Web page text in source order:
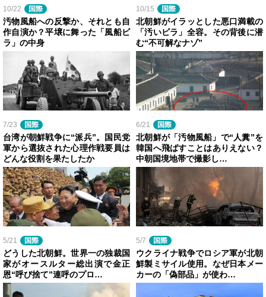
10/22 国際
汚物風船への反撃か、それとも自
作自演か？平壌に舞った「風船ビ
ラ」の中身
10/15 国際
北朝鮮がイラッとした悪口満載の
「汚いビラ」全容。その背後に潜
む“不可解なナゾ”
7/23 国際
台湾が朝鮮戦争に“派兵”。国民党
軍から選抜された心理作戦要員は
どんな役割を果たしたか
6/21 国際
北朝鮮が「汚物風船」で“人糞”を
韓国へ飛ばすことはありえない？
中朝国境地帯で撮影し…
5/21 国際
どうした北朝鮮。世界一の独裁国
家がオースルター総出演で金正
恩“呼び捨て”連呼のプロ…
5/7 国際
ウクライナ戦争でロシア軍が北朝
鮮製ミサイル使用。なぜ日本メー
カーの「偽部品」が使わ…